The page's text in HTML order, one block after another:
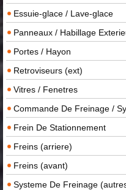
Essuie-glace / Lave-glace
Panneaux / Habillage
Portes / Hayon
Retroviseurs (ext)
Vitres / Fenetres
Commande De Freinage /
Frein De Stationnement
Freins (arriere)
Freins (avant)
Systeme De Freinage